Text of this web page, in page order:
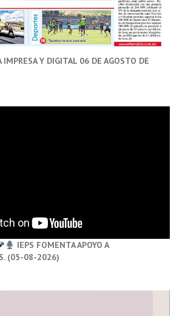
IMPRESA Y DIGITAL 06 DE AGOSTO DE
IEPS FOMENTA APOYO A
(05-08-2026)